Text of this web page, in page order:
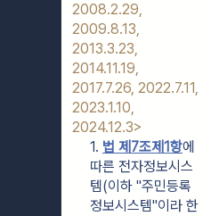
2008.2.29,
2009.8.13,
2013.3.23,
2014.11.19,
2017.7.26, 2022.7.11,
2023.1.10,
2024.12.3>
1. 법 제7조제1항에
따른 전자정보시스
템(이하 "주민등록
정보시스템"이라 한